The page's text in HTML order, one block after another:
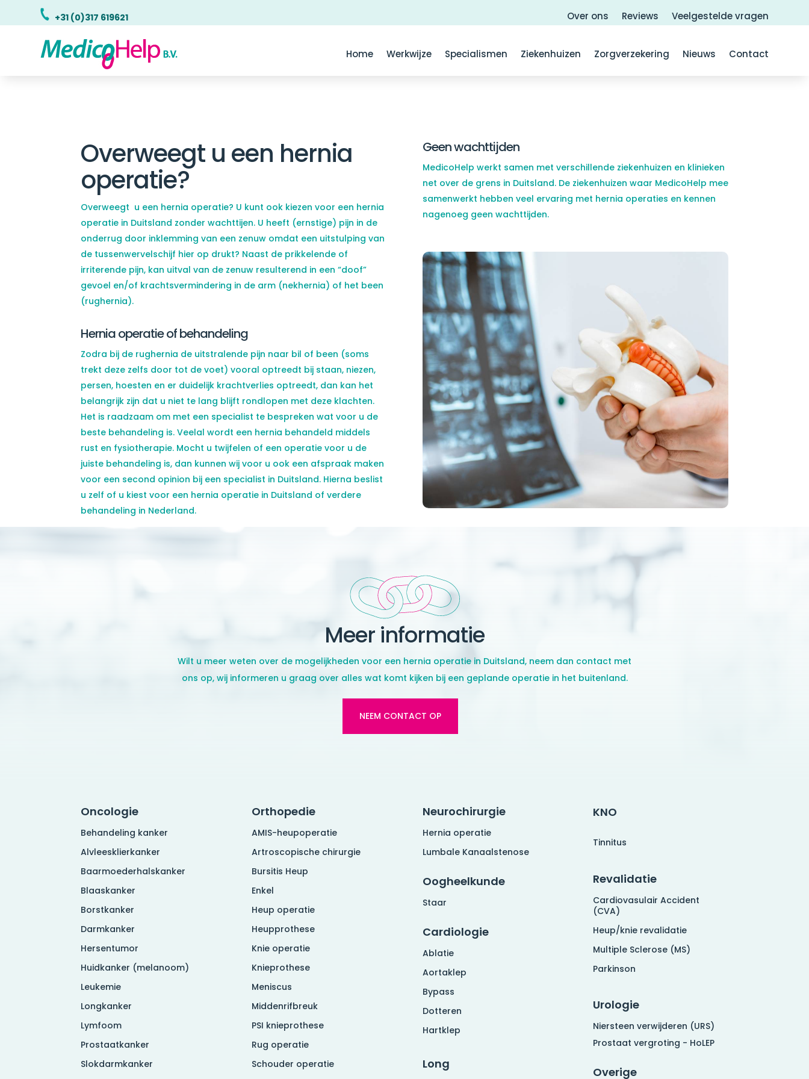
+31 (0)317 619621 Over ons Reviews Veelgestelde vragen
Home Werkwijze Specialismen Ziekenhuizen Zorgverzekering Nieuws Contact
Overweegt u een hernia
operatie?
Overweegt u een hernia operatie? U kunt ook kiezen voor een hernia
operatie in Duitsland zonder wachttijen. U heeft (ernstige) pijn in de
onderrug door inklemming van een zenuw omdat een uitstulping van
de tussenwervelschijf hier op drukt? Naast de prikkelende of
irriterende pijn, kan uitval van de zenuw resulterend in een “doof”
gevoel en/of krachtsvermindering in de arm (nekhernia) of het been
(rughernia).
Hernia operatie of behandeling
Zodra bij de rughernia de uitstralende pijn naar bil of been (soms
trekt deze zelfs door tot de voet) vooral optreedt bij staan, niezen,
persen, hoesten en er duidelijk krachtverlies optreedt, dan kan het
belangrijk zijn dat u niet te lang blijft rondlopen met deze klachten.
Het is raadzaam om met een specialist te bespreken wat voor u de
beste behandeling is. Veelal wordt een hernia behandeld middels
rust en fysiotherapie. Mocht u twijfelen of een operatie voor u de
juiste behandeling is, dan kunnen wij voor u ook een afspraak maken
voor een second opinion bij een specialist in Duitsland. Hierna beslist
u zelf of u kiest voor een hernia operatie in Duitsland of verdere
behandeling in Nederland.
Geen wachttijden
MedicoHelp werkt samen met verschillende ziekenhuizen en klinieken
net over de grens in Duitsland. De ziekenhuizen waar MedicoHelp mee
samenwerkt hebben veel ervaring met hernia operaties en kennen
nagenoeg geen wachttijden.
Meer informatie
Wilt u meer weten over de mogelijkheden voor een hernia operatie in Duitsland, neem dan contact met
ons op, wij informeren u graag over alles wat komt kijken bij een geplande operatie in het buitenland.
NEEM CONTACT OP
Oncologie
Behandeling kanker
Alvleesklierkanker
Baarmoederhalskanker
Blaaskanker
Borstkanker
Darmkanker
Hersentumor
Huidkanker (melanoom)
Leukemie
Longkanker
Lymfoom
Prostaatkanker
Slokdarmkanker
Orthopedie
AMIS-heupoperatie
Artroscopische chirurgie
Bursitis Heup
Enkel
Heup operatie
Heupprothese
Knie operatie
Knieprothese
Meniscus
Middenrifbreuk
PSI knieprothese
Rug operatie
Schouder operatie
Neurochirurgie
Hernia operatie
Lumbale Kanaalstenose
Oogheelkunde
Staar
Cardiologie
Ablatie
Aortaklep
Bypass
Dotteren
Hartklep
Long
KNO
Tinnitus
Revalidatie
Cardiovasulair Accident
(CVA)
Heup/knie revalidatie
Multiple Sclerose (MS)
Parkinson
Urologie
Niersteen verwijderen (URS)
Prostaat vergroting - HoLEP
Overige